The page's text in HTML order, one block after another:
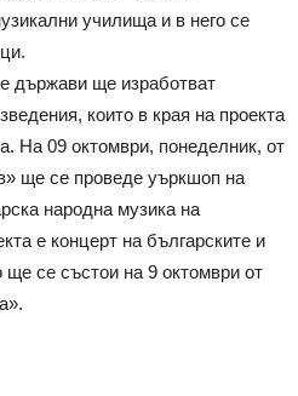
училища и в него се
държави ще изработват
които в края на проекта
На 09 октомври, понеделник, от
ще се проведе уъркшоп на
народна музика на
е концерт на българските и
ще се състои на 9 октомври от